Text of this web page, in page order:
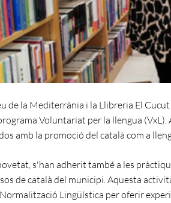
de la Mediterrània i la Llibreria El
Voluntariat per la llengua
amb la promoció del català com a
s'han adherit també a les
de català del municipi. Aquesta
Lingüística per oferir